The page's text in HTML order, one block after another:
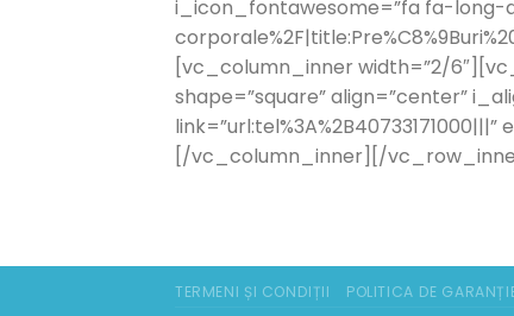
i_icon_fontawesome=”fa fa-long-
[vc_column_inner width=”2/
shape=”square” align=”center”
[/vc_column_inner][/
TERMENI ȘI CONDIȚII POLITICA DE